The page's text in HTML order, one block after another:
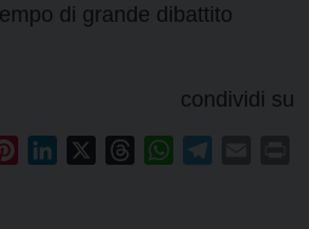
di grande dibattito
condividi su
PinterestLinkedIn ThreadsWhatsApp